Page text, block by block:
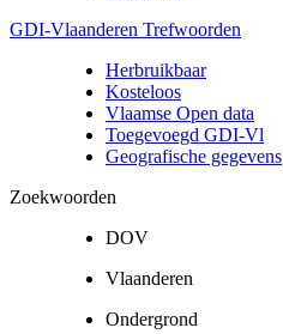
GDI-Vlaanderen Trefwoorden
Herbruikbaar
Kosteloos
Vlaamse Open data
Toegevoegd GDI-Vl
Geografische gegevens
Zoekwoorden
DOV
Vlaanderen
Ondergrond